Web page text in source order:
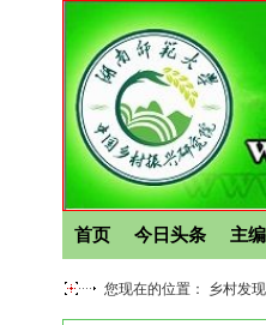
首页 今日头条 主
您现在的位置： 乡村发